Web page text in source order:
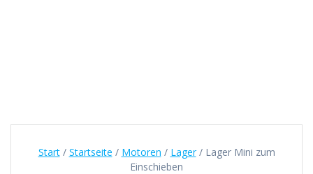
Start/ Startseite / Motoren / Lager/ Lager Mini zum
Einschieben